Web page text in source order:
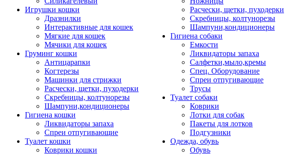
Игрушки кошки
Дразнилки
Интерактивные для кошек
Мягкие для кошек
Мячики для кошек
Груминг кошки
Антицарапки
Когтерезы
Машинки для стрижки
Расчески, щетки, пуходерки
Скребницы, колтунорезы
Шампуни,кондиционеры
Гигиена кошки
Ликвидаторы запаха
Спреи отпугивающие
Туалет кошки
Коврики кошки
Расчески, щетки, пуходерки
Скребницы, колтунорезы
Шампуни,кондиционеры
Гигиена собаки
Емкости
Ликвидаторы запаха
Салфетки,мыло,кремы
Спец. Оборудование
Спреи отпугивающие
Трусы
Туалет собаки
Коврики
Лотки для собак
Пакеты для лотков
Подгузники
Одежда, обувь
Обувь